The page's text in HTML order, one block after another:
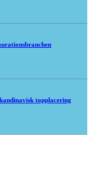
topplacering